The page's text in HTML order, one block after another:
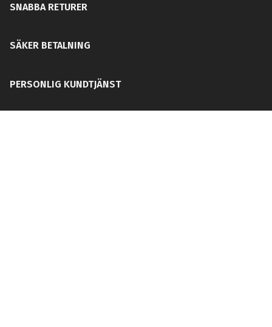
SNABBA RETURER
SÄKER BETALNING
PERSONLIG KUNDTJÄNST